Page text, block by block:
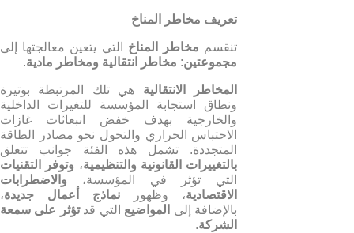
تعريف مخاطر المناخ
تنقسم مخاطر المناخ التي يتعين معالجتها إلى
مجموعتين: مخاطر انتقالية ومخاطر مادية.
المخاطر الانتقالية هي تلك المرتبطة بوتيرة
ونطاق استجابة المؤسسة للتغيرات الداخلية
والخارجية بهدف خفض انبعاثات غازات
الاحتباس الحراري والتحول نحو مصادر الطاقة
المتجددة. تشمل هذه الفئة جوانب تتعلق
بالتغييرات القانونية والتنظيمية، وتوفر التقنيات
التي تؤثر في المؤسسة، والاضطرابات
الاقتصادية، وظهور نماذج أعمال جديدة،
بالإضافة إلى
المواضيع التي قدتؤثر على سمعة
الشركة.